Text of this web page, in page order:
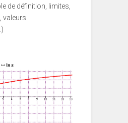
de définition, limites,
valeurs